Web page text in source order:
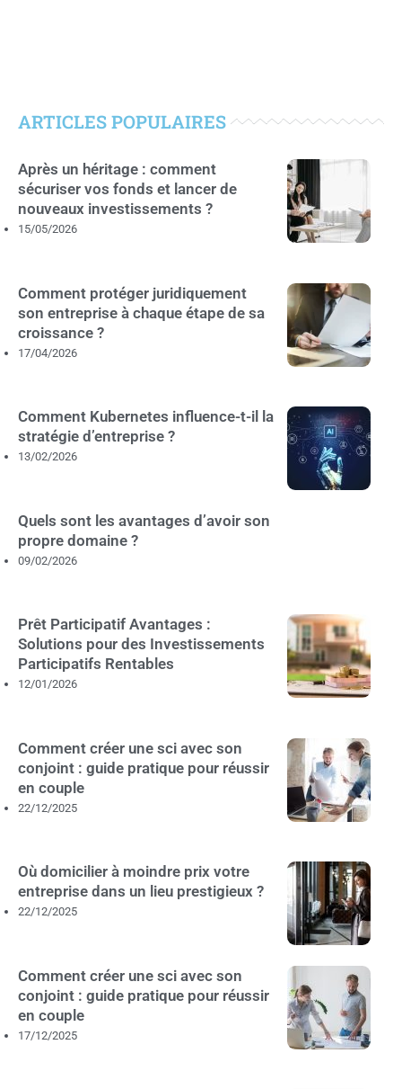
ARTICLES POPULAIRES
Après un héritage : comment
sécuriser vos fonds et lancer de
nouveaux investissements ?
15/05/2026
Comment protéger juridiquement
son entreprise à chaque étape de sa
croissance ?
17/04/2026
Comment Kubernetes influence-t-il la
stratégie d’entreprise ?
13/02/2026
Quels sont les avantages d’avoir son
propre domaine ?
09/02/2026
Prêt Participatif Avantages :
Solutions pour des Investissements
Participatifs Rentables
12/01/2026
Comment créer une sci avec son
conjoint : guide pratique pour réussir
en couple
22/12/2025
Où domicilier à moindre prix votre
entreprise dans un lieu prestigieux ?
22/12/2025
Comment créer une sci avec son
conjoint : guide pratique pour réussir
en couple
17/12/2025